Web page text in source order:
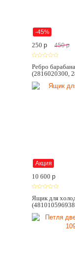
-45%
250 p 450 p
Ребро
(2816020300,
Акция
10 600 p
Ящик для